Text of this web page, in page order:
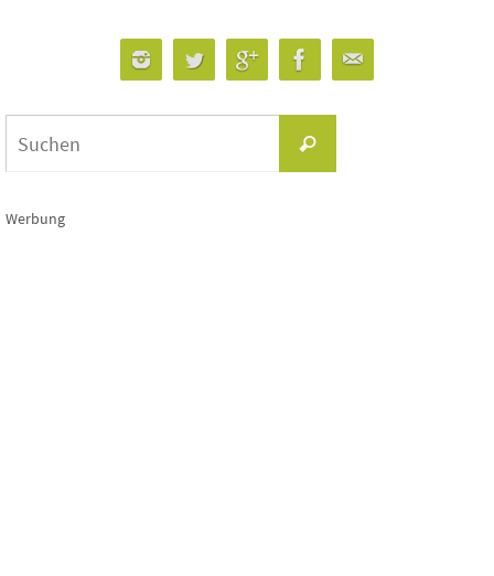
Suchen
Werbung